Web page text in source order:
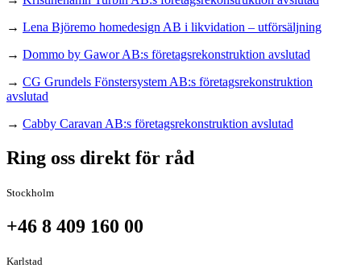
→ Lena Björemo homedesign AB i likvidation – utförsäljning
→ Dommo by Gawor AB:s företagsrekonstruktion avslutad
→ CG Grundels Fönstersystem AB:s företagsrekonstruktion
avslutad
→ Cabby Caravan AB:s företagsrekonstruktion avslutad
Ring oss direkt för råd
Stockholm
+46 8 409 160 00
Karlstad